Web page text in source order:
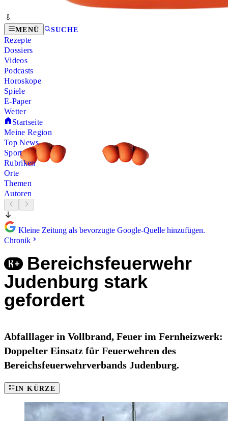
MENÜ SUCHE
Rezepte
Dossiers
Videos
Podcasts
Horoskope
Spiele
E-Paper
Wetter
Startseite
Meine Region
Top News
Sport
Rubriken
Orte
Themen
Autoren
Kleine Zeitung als bevorzugte Google-Quelle hinzufügen.
Chronik
Bereichsfeuerwehr
Judenburg stark
gefordert
Abfalllager in Vollbrand, Feuer im Fernheizwerk:
Doppelter Einsatz für Feuerwehren des
Bereichsfeuerwehrverbands Judenburg.
IN KÜRZE